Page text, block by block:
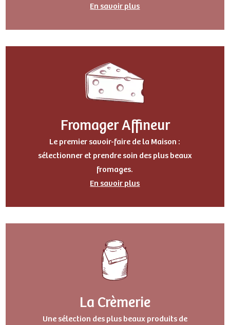
En savoir plus
Fromager Affineur
Le premier savoir-faire de la Maison :
sélectionner et prendre soin des plus beaux
fromages.
En savoir plus
La Crèmerie
Une sélection des plus beaux produits de